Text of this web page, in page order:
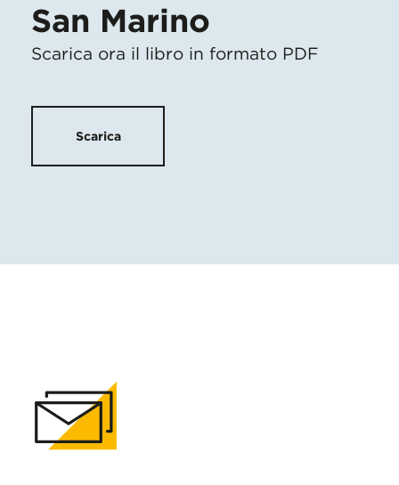
San Marino
Scarica ora il libro in formato PDF
Scarica